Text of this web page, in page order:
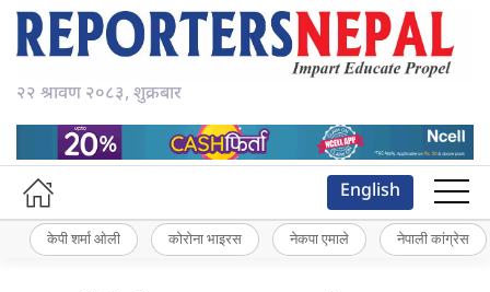
२२ श्रावण २०८३, शुक्रबार
English
केपी शर्मा ओली कोरोना भाइरस नेकपा एमाले नेपाली कांग्रेस